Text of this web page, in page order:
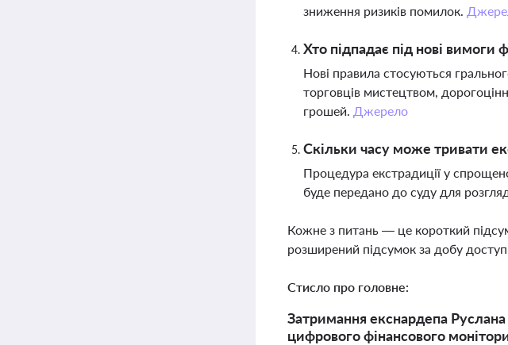
зниження ризиків помилок.
Хто підпадає під нові вимоги
Нові правила стосуються
торговців мистецтвом,
грошей. Джерело
Скільки часу може тривати
Процедура екстрадиції у
буде передано до суду для
Кожне з питань — це короткий
розширений підсумок за добу
Стисло про головне:
Затримання екснардепа
цифрового фінансового